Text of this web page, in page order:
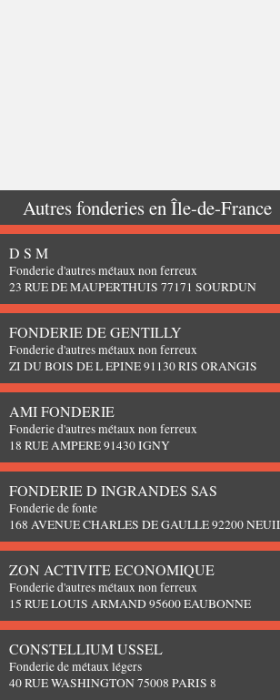
Autres fonderies enÎle-de-France
D S M
Fonderie d'autres métaux non ferreux
23 RUE DE MAUPERTHUIS 77171 SOURDUN
FONDERIE DE GENTILLY
Fonderie d'autres métaux non ferreux
ZI DU BOIS DE L EPINE 91130 RIS ORANGIS
AMI FONDERIE
Fonderie d'autres métaux non ferreux
18 RUE AMPERE 91430 IGNY
FONDERIE D INGRANDES SAS
Fonderie de fonte
168 AVENUE CHARLES DE GAULLE 92200
ZON ACTIVITE ECONOMIQUE
Fonderie d'autres métaux non ferreux
15 RUE LOUIS ARMAND 95600 EAUBONNE
CONSTELLIUM USSEL
Fonderie de métaux légers
40 RUE WASHINGTON 75008 PARIS 8